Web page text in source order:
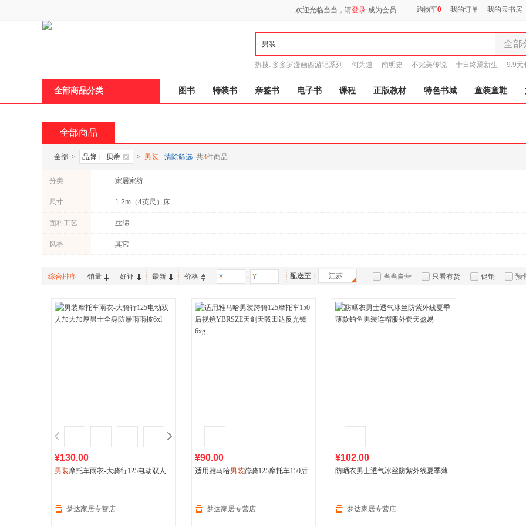
欢迎光临当当，请登录 成为会员 购物车0 我的订单 我的云书房
全部
全部
图书
电子书
时尚
箱包皮
热搜: 多多罗漫画西游记系列 何为道 南明史 不完美传说 十日终焉新生 9.9元
全部商品分类 图书 特装书 亲签书 电子书 课程 正版教材 特色书城 童装童鞋
全部商品
全部 > 品牌： 贝蒂 > 男装 清除筛选 共3件商品
分类 家居家纺
尺寸 1.2m（4英尺）床
面料工艺 丝绵
风格 其它
综合排序 销量 好评 最新 价格 - 配送至： 江苏 当当自营 只看有货 促销 预
¥130.00
男装摩托车雨衣-大骑行125电动双人
梦达家居专营店
¥90.00
适用雅马哈男装跨骑125摩托车150后
梦达家居专营店
¥102.00
防晒衣男士透气冰丝防紫外线夏季薄
梦达家居专营店
页